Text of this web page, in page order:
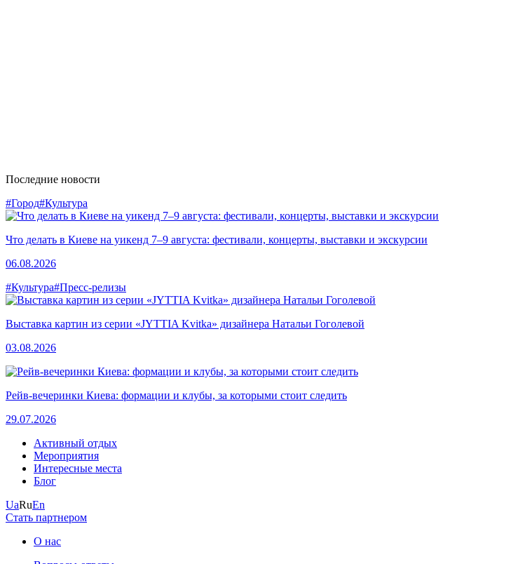
Последние новости
#Город#Культура
Что делать в Киеве на уикенд 7–9 августа: фестивали, концерты, выставки и экскурсии
06.08.2026
#Культура#Пресс-релизы
Выставка картин из серии «JYTTIA Kvitka» дизайнера Натальи Гоголевой
03.08.2026
Рейв-вечеринки Киева: формации и клубы, за которыми стоит следить
29.07.2026
Активный отдых
Мероприятия
Интересные места
Блог
UaRuEn
Стать партнером
О нас